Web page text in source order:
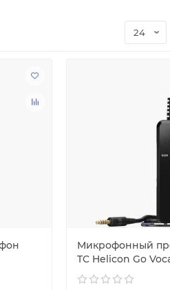
Микрофонный
TC Helicon Go